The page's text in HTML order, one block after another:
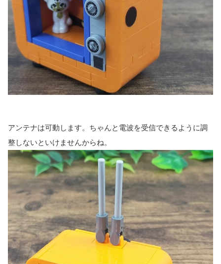
アンテナは可動します。ちゃんと電波を受信できるように調
整しないといけませんからね。